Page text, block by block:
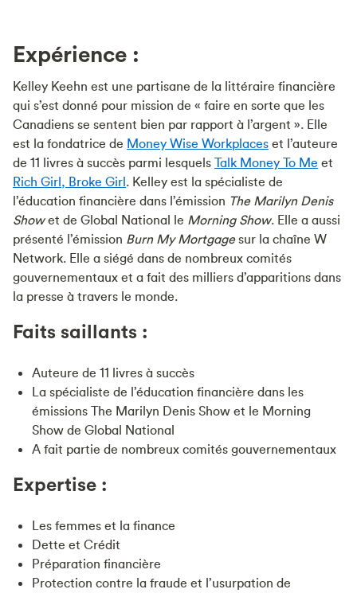
Expérience :
Kelley Keehn est une partisane de la littéraire financière
qui s’est donné pour mission de « faire en sorte que les
Canadiens se sentent bien par rapport à l’argent ». Elle
est la fondatrice de Money Wise Workplaces et l’auteure
de 11 livres à succès parmi lesquels Talk Money To Me et
Rich Girl, Broke Girl. Kelley est la spécialiste de
l’éducation financière dans l’émission The Marilyn Denis
Showet de Global National le Morning Show. Elle a aussi
présenté l’émission Burn My Mortgagesur la chaîne W
Network. Elle a siégé dans de nombreux comités
gouvernementaux et a fait des milliers d’apparitions dans
la presse à travers le monde.
Faits saillants :
Auteure de 11 livres à succès
La spécialiste de l’éducation financière dans les
émissions The Marilyn Denis Show et le Morning
Show de Global National
A fait partie de nombreux comités gouvernementaux
Expertise :
Les femmes et la finance
Dette et Crédit
Préparation financière
Protection contre la fraude et l’usurpation de